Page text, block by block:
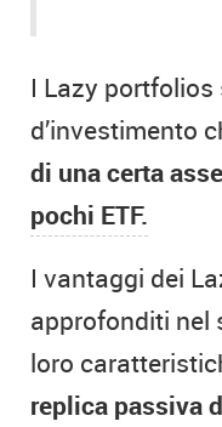
I Lazy
d’investimento
di una certa
pochi ETF.
I vantaggi dei
approfonditi nel
loro
replica passiva